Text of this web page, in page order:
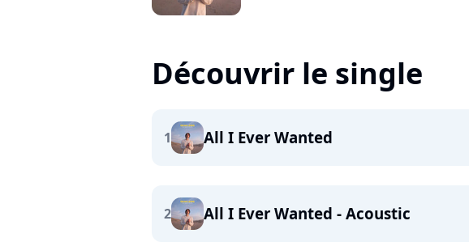
Découvrir le single
1 All I Ever Wanted
2 All I Ever Wanted - Acoustic